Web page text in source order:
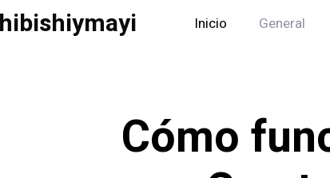
Inicio General
Cómo